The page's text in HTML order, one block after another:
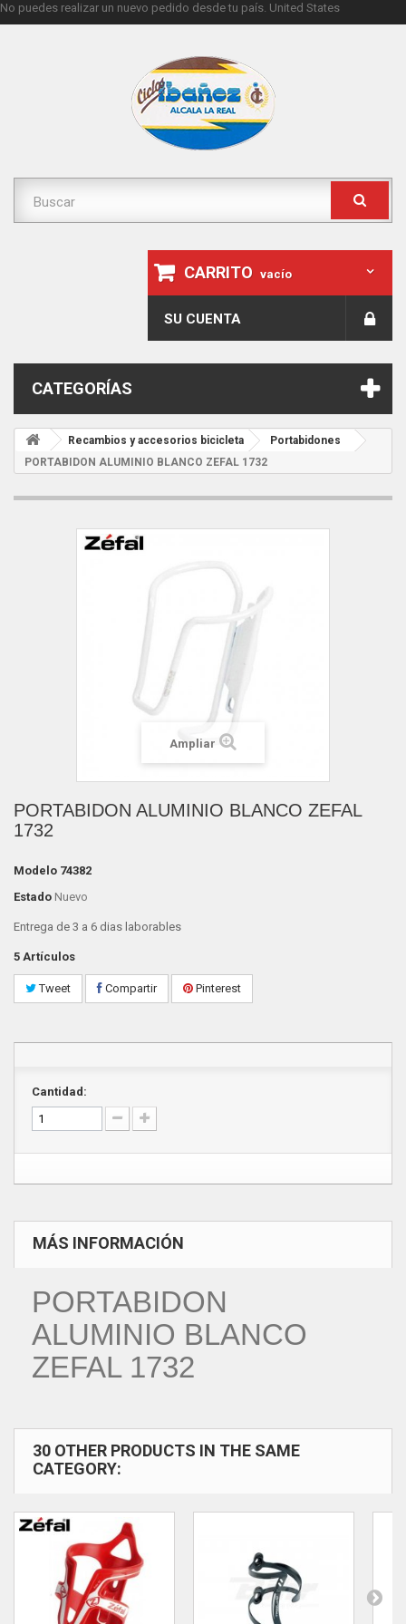
No puedes realizar un nuevo pedido desde tu país. United States
CARRITO vacío
SU CUENTA
CATEGORÍAS
Recambios y accesorios bicicleta
Portabidones
PORTABIDON ALUMINIO BLANCO ZEFAL 1732
Ampliar
PORTABIDON ALUMINIO BLANCO ZEFAL
1732
Modelo 74382
Estado Nuevo
Entrega de 3 a 6 dias laborables
5 Artículos
Tweet Compartir Pinterest
Cantidad:
MÁS INFORMACIÓN
PORTABIDON
ALUMINIO BLANCO
ZEFAL 1732
30 OTHER PRODUCTS IN THE SAME
CATEGORY: